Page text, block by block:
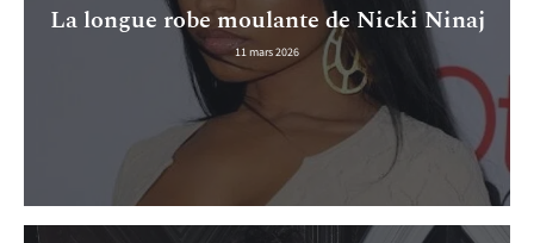
La longue robe moulante de Nicki Ninaj
11 mars 2026